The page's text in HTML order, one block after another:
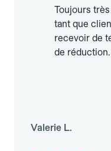
Toujours
tant que
recevoir de
de
Valerie L.